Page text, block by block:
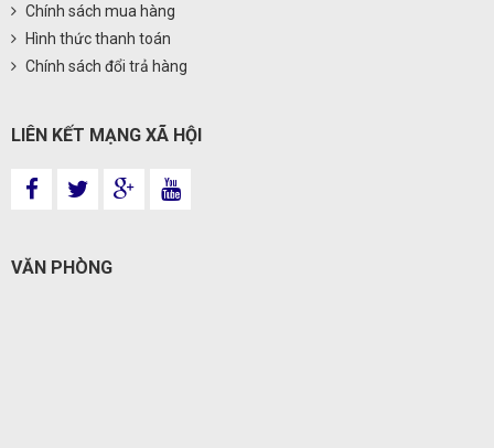
Chính sách mua hàng
Hình thức thanh toán
Chính sách đổi trả hàng
LIÊN KẾT MẠNG XÃ HỘI
VĂN PHÒNG